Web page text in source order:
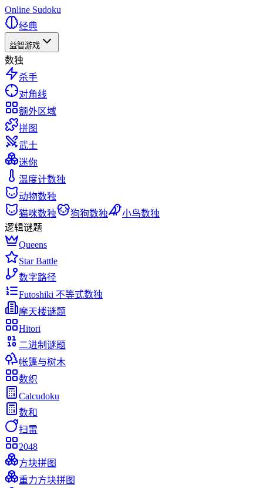
Online Sudoku
经典
益智游戏
数独
杀手
对角线
额外区域
拼图
武士
迷你
温度计数独
动物数独
猫咪数独
狗狗数独
小鸟数独
逻辑谜题
Queens
Star Battle
数字路径
Futoshiki 不等式数独
摩天楼谜题
Hitori
二进制谜题
帐篷与树木
数织
Calcudoku
数和
扫雷
2048
方块拼图
重力方块拼图